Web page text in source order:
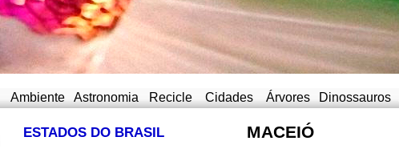
Ambiente Astronomia Recicle Cidades Árvores Dinossauros
ESTADOS DO BRASIL MACEIÓ